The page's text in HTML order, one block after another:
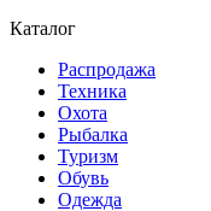
Каталог
Распродажа
Техника
Охота
Рыбалка
Туризм
Обувь
Одежда